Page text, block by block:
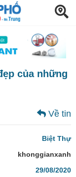
của những
Về tin
Biệt Thự
khonggianxanh
29/08/2020